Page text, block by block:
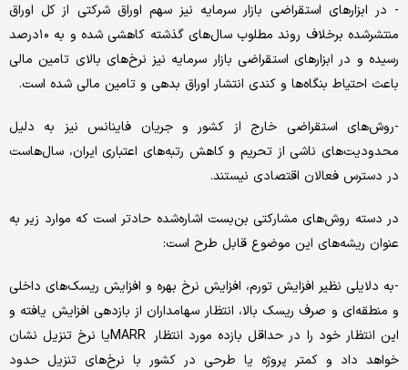
- در ابزارهای استقراضی بازار سرمایه نیز سهم اوراق شرکتی از کل اوراق
منتشرشده برخلاف روند مطلوب سال‌های گذشته کاهشی شده و به ۱۰‌درصد
رسیده و در ابزارهای استقراضی بازار سرمایه نیز نرخ‌های بالای تامین مالی
باعث احتیاط بنگاه‌‌‌ها و کندی انتشار اوراق بدهی و تامین مالی شده است.
-روش‌های استقراضی خارج از کشور و جریان فاینانس نیز به دلیل
محدودیت‌های ناشی از تحریم و کاهش رتبه‌های اعتباری ایران، سال‌هاست
در دسترس فعالان اقتصادی نیستند.
در دسته روش‌های مشارکتی بن‌‌‌بست اشاره‌شده حادتر است که موارد زیر به
عنوان ریشه‌‌‌های این موضوع قابل طرح است:
-به دلایلی نظیر افزایش تورم، افزایش نرخ بهره و افزایش ریسک‌‌‌های داخلی
و منطقه‌‌‌ای و صرف ریسک بالا، انتظار سهامداران از بازدهی افزایش یافته و
این انتظار خود را در حداقل بازده مورد انتظار MARRیا نرخ تنزیل نشان
خواهد داد و کمتر پروژه یا طرحی در کشور با نرخ‌های تنزیل حدود